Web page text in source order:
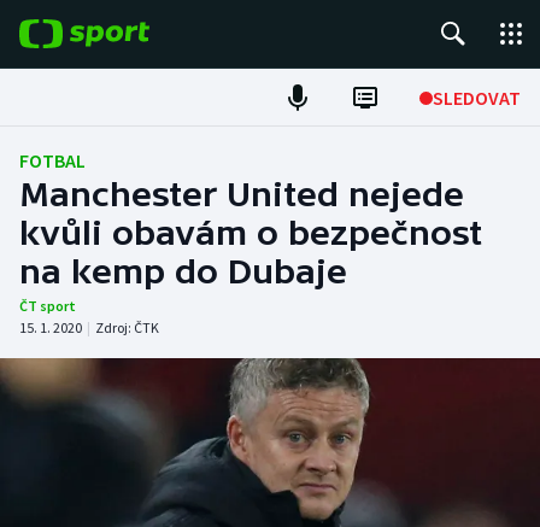
SLEDOVAT
Fotbal
Hokej
Tenis
Atletika
Cyklistika
Americký fotbal
NEPŘEHLÉDNĚTE
FOTBAL
Manchester United nejede
kvůli obavám o bezpečnost
na kemp do Dubaje
ČT sport
15. 1. 2020 | Zdroj: ČTK